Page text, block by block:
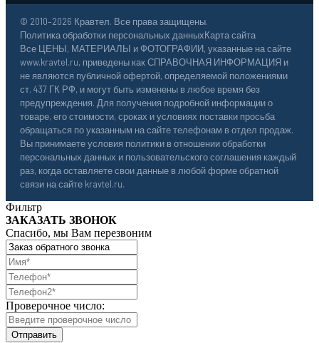
© 2010–2026 Кравтел. Все права защищены.
Политика обработки персональных данныхКарта сайта
Все ЦЕНЫ, МАТЕРИАЛЫ и ФОТОГРАФИИ, указанные на сайте
www.kravtel.ru, приведены как СПРАВОЧНАЯ ИНФОРМАЦИЯ и
не являются публичной офертой, определяемой положениями
ст. 437 ГК РФ, и могут быть изменены в любое время без
предупреждения. Для получения подробной информации о
товаре, его стоимости, сроках и условиях поставки просьба
обращаться по указанным на сайте телефонам в отдел продаж.
Вы принимаете условия политики в отношении обработки
персональных данных и пользовательского соглашения каждый
раз, когда оставляете свои данные в любой форме обратной
связи на сайте kravtel.ru.
Фильтр
ЗАКАЗАТЬ ЗВОНОК
Спасибо, мы Вам перезвоним
Проверочное число: